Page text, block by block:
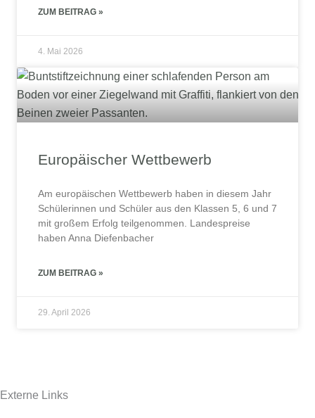
ZUM BEITRAG »
4. Mai 2026
Europäischer Wettbewerb
Am europäischen Wettbewerb haben in diesem Jahr
Schülerinnen und Schüler aus den Klassen 5, 6 und 7
mit großem Erfolg teilgenommen. Landespreise
haben Anna Diefenbacher
ZUM BEITRAG »
29. April 2026
Externe Links